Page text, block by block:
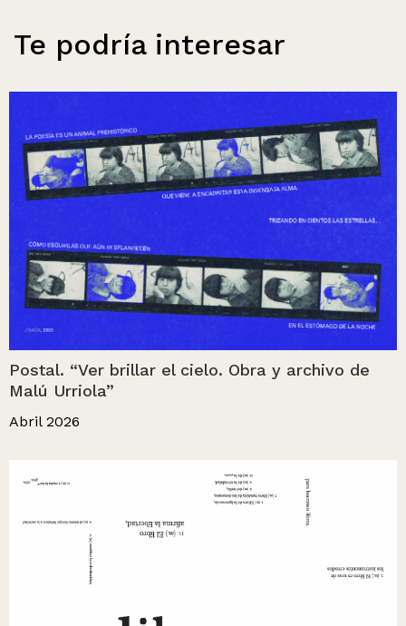
Te podría interesar
Postal. “Ver brillar el cielo. Obra y archivo de
Malú Urriola”
Abril 2026